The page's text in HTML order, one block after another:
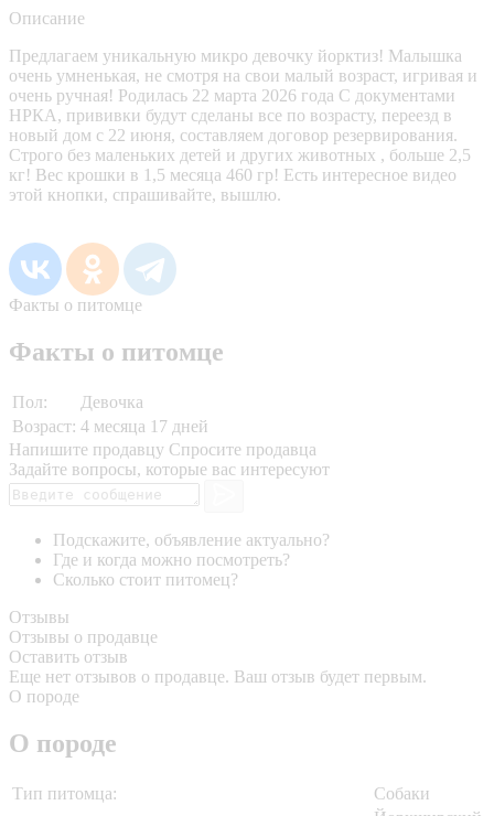
Описание
Предлагаем уникальную микро девочку йорктиз! Малышка
очень умненькая, не смотря на свои малый возраст, игривая и
очень ручная! Родилась 22 марта 2026 года С документами
НРКА, прививки будут сделаны все по возрасту, переезд в
новый дом с 22 июня, составляем договор резервирования.
Строго без маленьких детей и других животных , больше 2,5
кг! Вес крошки в 1,5 месяца 460 гр! Есть интересное видео
этой кнопки, спрашивайте, вышлю.
Факты о питомце
Факты о питомце
Пол:
Девочка
Возраст: 4 месяца 17 дней
Напишите продавцу Спросите продавца
Задайте вопросы, которые вас интересуют
Подскажите, объявление актуально?
Где и когда можно посмотреть?
Сколько стоит питомец?
Отзывы
Отзывы о продавце
Оставить отзыв
Еще нет отзывов о продавце. Ваш отзыв будет первым.
О породе
О породе
Тип питомца:
Собаки